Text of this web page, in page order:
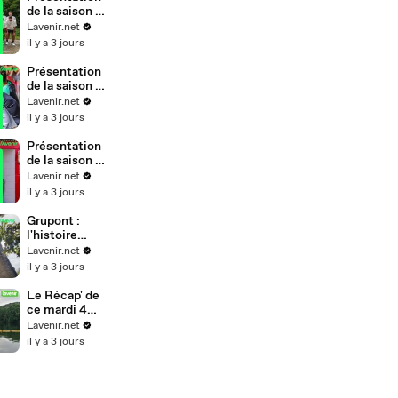
de la saison de
Geer
Lavenir.net
il y a 3 jours
Présentation
de la saison de
Verlaine
Lavenir.net
il y a 3 jours
Présentation
de la saison de
Stockay
Lavenir.net
il y a 3 jours
Grupont :
l'histoire
tragique des
quatre sœurs
sorcellerie
Lavenir.net
il y a 3 jours
Le Récap' de
ce mardi 4
août 2026
Lavenir.net
il y a 3 jours